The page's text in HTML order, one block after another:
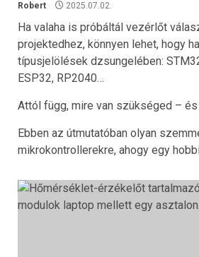
Robert 2025.07.02.
Ha valaha is próbáltál vezérlőt
projektedhez, könnyen lehet, hogy
típusjelölések dzsungelében:
ESP32, RP2040…
Attól függ, mire van szükséged – és
Ebben az útmutatóban olyan
mikrokontrollerekre, ahogy egy